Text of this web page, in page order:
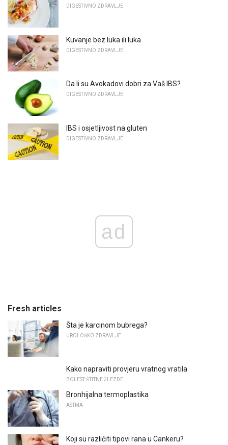
DIGESTIVNO ZDRAVLJE
Kuvanje bez luka ili luka
DIGESTIVNO ZDRAVLJE
Da li su Avokadovi dobri za Vaš IBS?
DIGESTIVNO ZDRAVLJE
IBS i osjetljivost na gluten
DIGESTIVNO ZDRAVLJE
ad
Fresh articles
Šta je karcinom bubrega?
UROLOŠKO ZDRAVLJE
Kako napraviti provjeru vratnog vratila
BOLEST ŠTITNE ŽLEZDE
Bronhijalna termoplastika
ASTMA
Koji su različiti tipovi rana u Cankeru?